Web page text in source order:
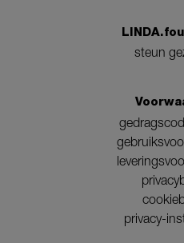
steun
privacy-